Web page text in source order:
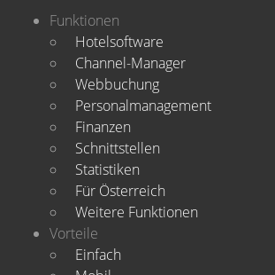
Funktionen
Hotelsoftware
Channel-Manager
Webbuchung
Personalmanagement
Finanzen
Schnittstellen
Statistiken
Für Österreich
Weitere Funktionen
Vorteile
Einfach